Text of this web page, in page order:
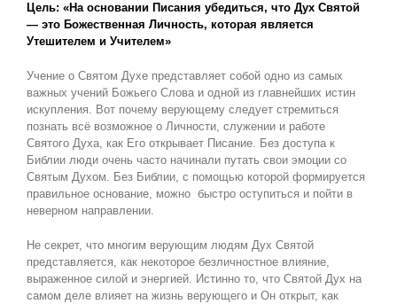
Цель: «На основании Писания убедиться, что Дух Святой
— это Божественная Личность, которая является
Утешителем и Учителем»
Учение о Святом Духе представляет собой одно из самых
важных учений Божьего Слова и одной из главнейших истин
искупления. Вот почему верующему следует стремиться
познать всё возможное о Личности, служении и работе
Святого Духа, как Его открывает Писание. Без доступа к
Библии люди очень часто начинали путать свои эмоции со
Святым Духом. Без Библии, с помощью которой формируется
правильное основание, можно быстро оступиться и пойти в
неверном направлении.
Не секрет, что многим верующим людям Дух Святой
представляется, как некоторое безличностное влияние,
выраженное силой и энергией. Истинно то, что Святой Дух на
самом деле влияет на жизнь верующего и Он открыт, как